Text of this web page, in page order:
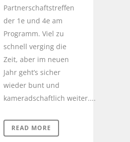
Partnerschaftstreffen
der 1e und 4e am
Programm. Viel zu
schnell verging die
Zeit, aber im neuen
Jahr geht’s sicher
wieder bunt und
kameradschaftlich weiter....
READ MORE